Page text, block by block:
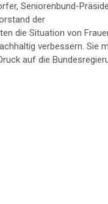
Seniorenbund-
der
die Situation von
verbessern. Sie
auf die